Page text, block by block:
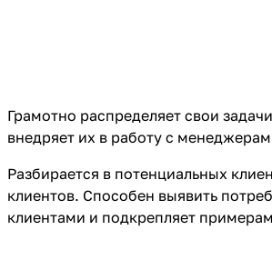
Грамотно распределяет свои
внедряет их в работу с
Разбирается в потенциальных
клиентов. Способен выявить
клиентами и подкрепляет
Получайте
Оставшиеся
с вашей